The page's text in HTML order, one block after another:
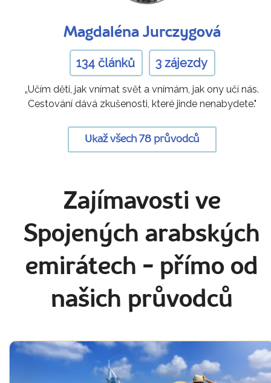
Magdaléna Jurczygová
134 článků 3 zájezdy
„Učím děti, jak vnímat svět a vnímám, jak ony učí nás.
Cestování dává zkušenosti, které jinde nenabydete."
Ukaž všech 78 průvodců
Zajímavosti ve
Spojených arabských
emirátech - přímo od
našich průvodců